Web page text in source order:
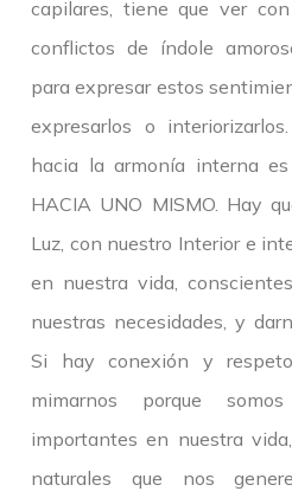
capilares, tiene que ver
conflictos de índole
para expresar estos
expresarlos o
hacia la armonía interna
HACIA UNO MISMO. Hay
Luz, con nuestro Interior e
en nuestra vida,
nuestras necesidades, y
Si hay conexión y
mimarnos porque
importantes en nuestra
naturales que nos